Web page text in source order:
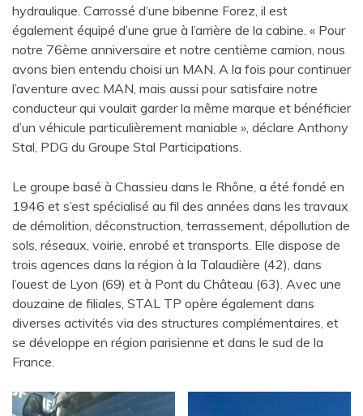
hydraulique. Carrossé d’une bibenne Forez, il est
également équipé d’une grue à l’arrière de la cabine. « Pour
notre 76ème anniversaire et notre centième camion, nous
avons bien entendu choisi un MAN. A la fois pour continuer
l’aventure avec MAN, mais aussi pour satisfaire notre
conducteur qui voulait garder la même marque et bénéficier
d’un véhicule particulièrement maniable », déclare Anthony
Stal, PDG du Groupe Stal Participations.
Le groupe basé à Chassieu dans le Rhône, a été fondé en
1946 et s’est spécialisé au fil des années dans les travaux
de démolition, déconstruction, terrassement, dépollution de
sols, réseaux, voirie, enrobé et transports. Elle dispose de
trois agences dans la région à la Talaudière (42), dans
l’ouest de Lyon (69) et à Pont du Château (63). Avec une
douzaine de filiales, STAL TP opère également dans
diverses activités via des structures complémentaires, et
se développe en région parisienne et dans le sud de la
France.